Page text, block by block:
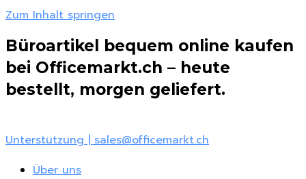
Zum Inhalt springen
Büroartikel bequem online kaufen
bei Officemarkt.ch – heute
bestellt, morgen geliefert.
Unterstützung | sales@officemarkt.ch
Über uns